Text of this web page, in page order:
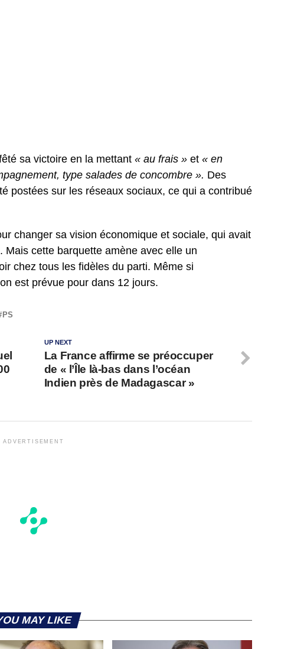
sa victoire en la mettant « au frais » et « en
type salades de concombre ». Des
postées sur les réseaux sociaux, ce qui a contribué
changer sa vision économique et sociale, qui avait
cette barquette amène avec elle un
chez tous les fidèles du parti. Même si
est prévue pour dans 12 jours.
PS
UP NEXT
La France affirme se préoccuper
de « l’Île là-bas dans l’océan
Indien près de Madagascar »
ADVERTISEMENT
MAY LIKE